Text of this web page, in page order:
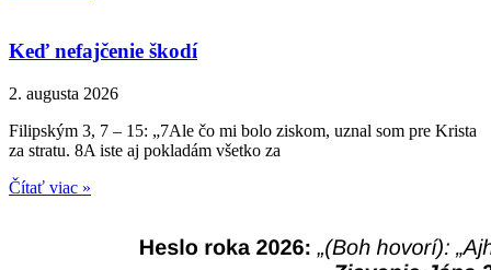
Keď nefajčenie škodí
2. augusta 2026
Filipským 3, 7 – 15: „7Ale čo mi bolo ziskom, uznal som pre Krista
za stratu. 8A iste aj pokladám všetko za
Čítať viac »